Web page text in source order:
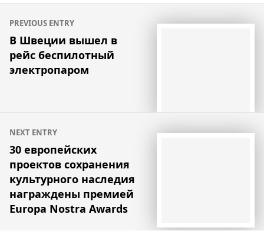
Навигация
по
записям
PREVIOUS ENTRY
В Швеции вышел в
рейс беспилотный
электропаром
NEXT ENTRY
30 европейских
проектов сохранения
культурного наследия
награждены премией
Europa Nostra Awards